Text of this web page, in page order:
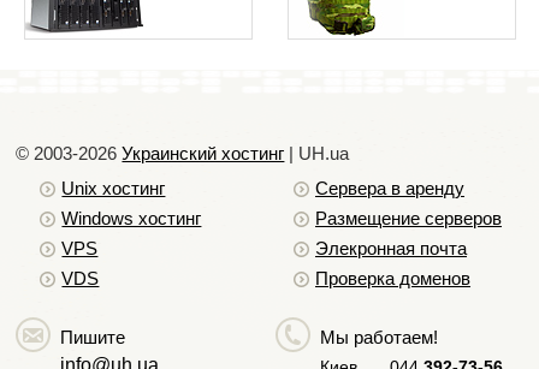
со своего контактного емейла с предоставленной
© 2003-2026Украинский хостинг | UH.ua
Unix хостинг
Windows хостинг
VPS
VDS
Сервера в аренду
Размещение серверов
Элекронная почта
Проверка доменов
Пишите
info@uh.ua
Мы работаем!